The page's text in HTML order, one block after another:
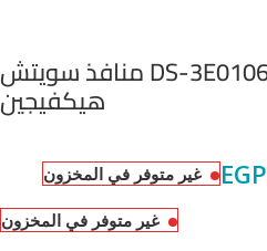
DS-3E0106MP-E/M – 4 منافذ سويتش
هيكفيجين
EGP غير متوفر في المخزون
غير متوفر في المخزون